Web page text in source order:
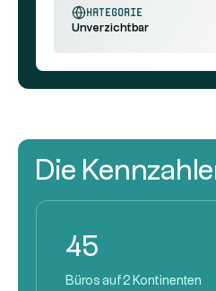
Kategorie
Unverzichtbar
Die
45
Büros auf 2 Kontinenten